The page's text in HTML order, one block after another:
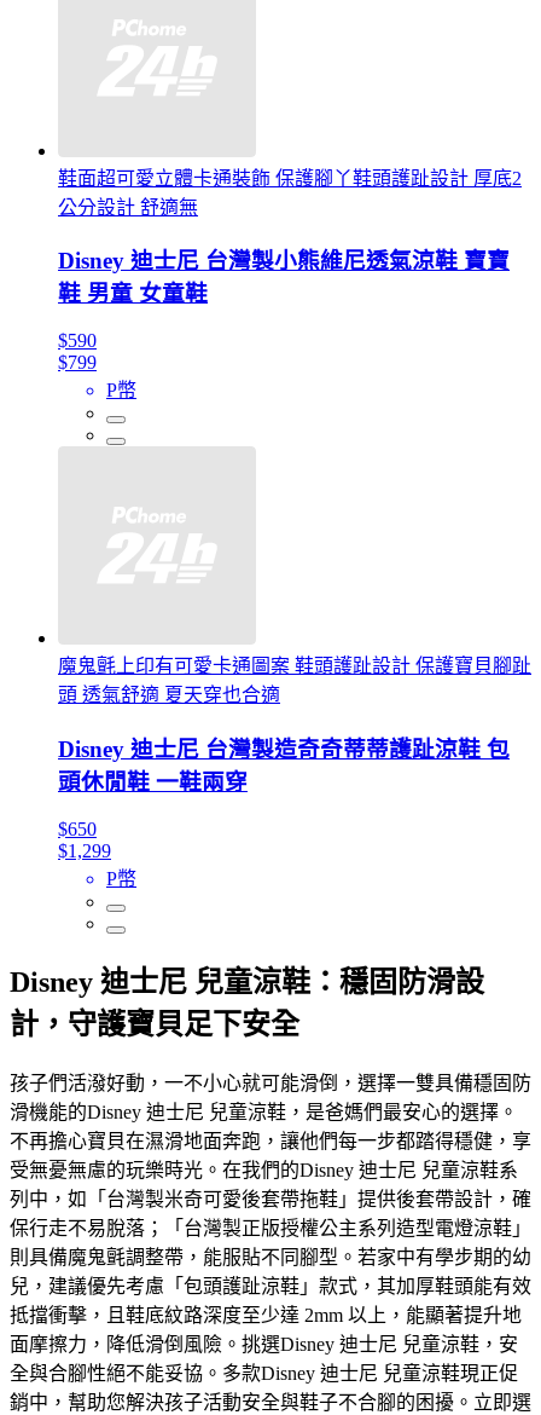
鞋面超可愛立體卡通裝飾 保護腳丫鞋頭護趾設計 厚底2
公分設計 舒適無
Disney 迪士尼 台灣製小熊維尼透氣涼鞋 寶寶
鞋 男童 女童鞋
$590
$799
P幣
魔鬼氈上印有可愛卡通圖案 鞋頭護趾設計 保護寶貝腳趾
頭 透氣舒適 夏天穿也合適
Disney 迪士尼 台灣製造奇奇蒂蒂護趾涼鞋 包
頭休閒鞋 一鞋兩穿
$650
$1,299
P幣
Disney 迪士尼 兒童涼鞋：穩固防滑設
計，守護寶貝足下安全
孩子們活潑好動，一不小心就可能滑倒，選擇一雙具備穩固防
滑機能的Disney 迪士尼 兒童涼鞋，是爸媽們最安心的選擇。
不再擔心寶貝在濕滑地面奔跑，讓他們每一步都踏得穩健，享
受無憂無慮的玩樂時光。在我們的Disney 迪士尼 兒童涼鞋系
列中，如「台灣製米奇可愛後套帶拖鞋」提供後套帶設計，確
保行走不易脫落；「台灣製正版授權公主系列造型電燈涼鞋」
則具備魔鬼氈調整帶，能服貼不同腳型。若家中有學步期的幼
兒，建議優先考慮「包頭護趾涼鞋」款式，其加厚鞋頭能有效
抵擋衝擊，且鞋底紋路深度至少達 2mm 以上，能顯著提升地
面摩擦力，降低滑倒風險。挑選Disney 迪士尼 兒童涼鞋，安
全與合腳性絕不能妥協。多款Disney 迪士尼 兒童涼鞋現正促
銷中，幫助您解決孩子活動安全與鞋子不合腳的困擾。立即選